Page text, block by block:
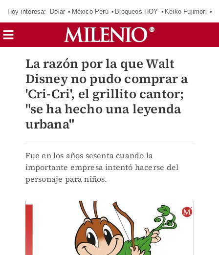
Hoy interesa: Dólar México-Perú Bloqueos HOY Keiko Fujimori
La razón por la que Walt
Disney no pudo comprar a
'Cri-Cri', el grillito cantor;
"se ha hecho una leyenda
urbana"
Fue en los años sesenta cuando la
importante empresa intentó hacerse del
personaje para niños.